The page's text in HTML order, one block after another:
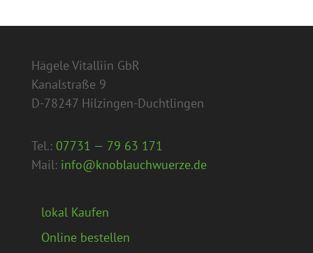
Hägele Vitalliin GbR
Kanalstraße 9
D-78247 Hilzingen-Duchtlingen
Tel.: 07731 — 79 63 171
Mail: info@knoblauchwuerze.de
lokal Kaufen
Online bestellen